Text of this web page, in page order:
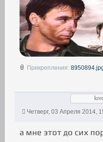
Прикрепления:
Четверг, 03 Апреля 2014,
а мне этот до сих